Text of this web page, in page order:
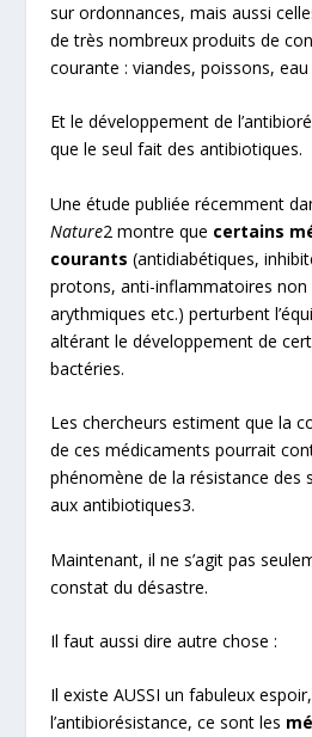
sur ordonnances, mais aussi
de très nombreux produits de
courante : viandes, poissons,
Et le développement de
que le seul fait des antibiotiques.
Une étude publiée récemment
Nature2 montre que certains
courants (antidiabétiques,
protons, anti-inflammatoires
arythmiques etc.) perturbent
altérant le développement de
bactéries.
Les chercheurs estiment que la
de ces médicaments pourrait
phénomène de la résistance des
aux antibiotiques3.
Maintenant, il ne s’agit pas
constat du désastre.
Il faut aussi dire autre chose :
Il existe AUSSI un fabuleux
l’antibiorésistance, ce sont les